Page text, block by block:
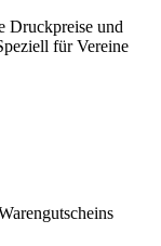
Druckpreise und
für Vereine